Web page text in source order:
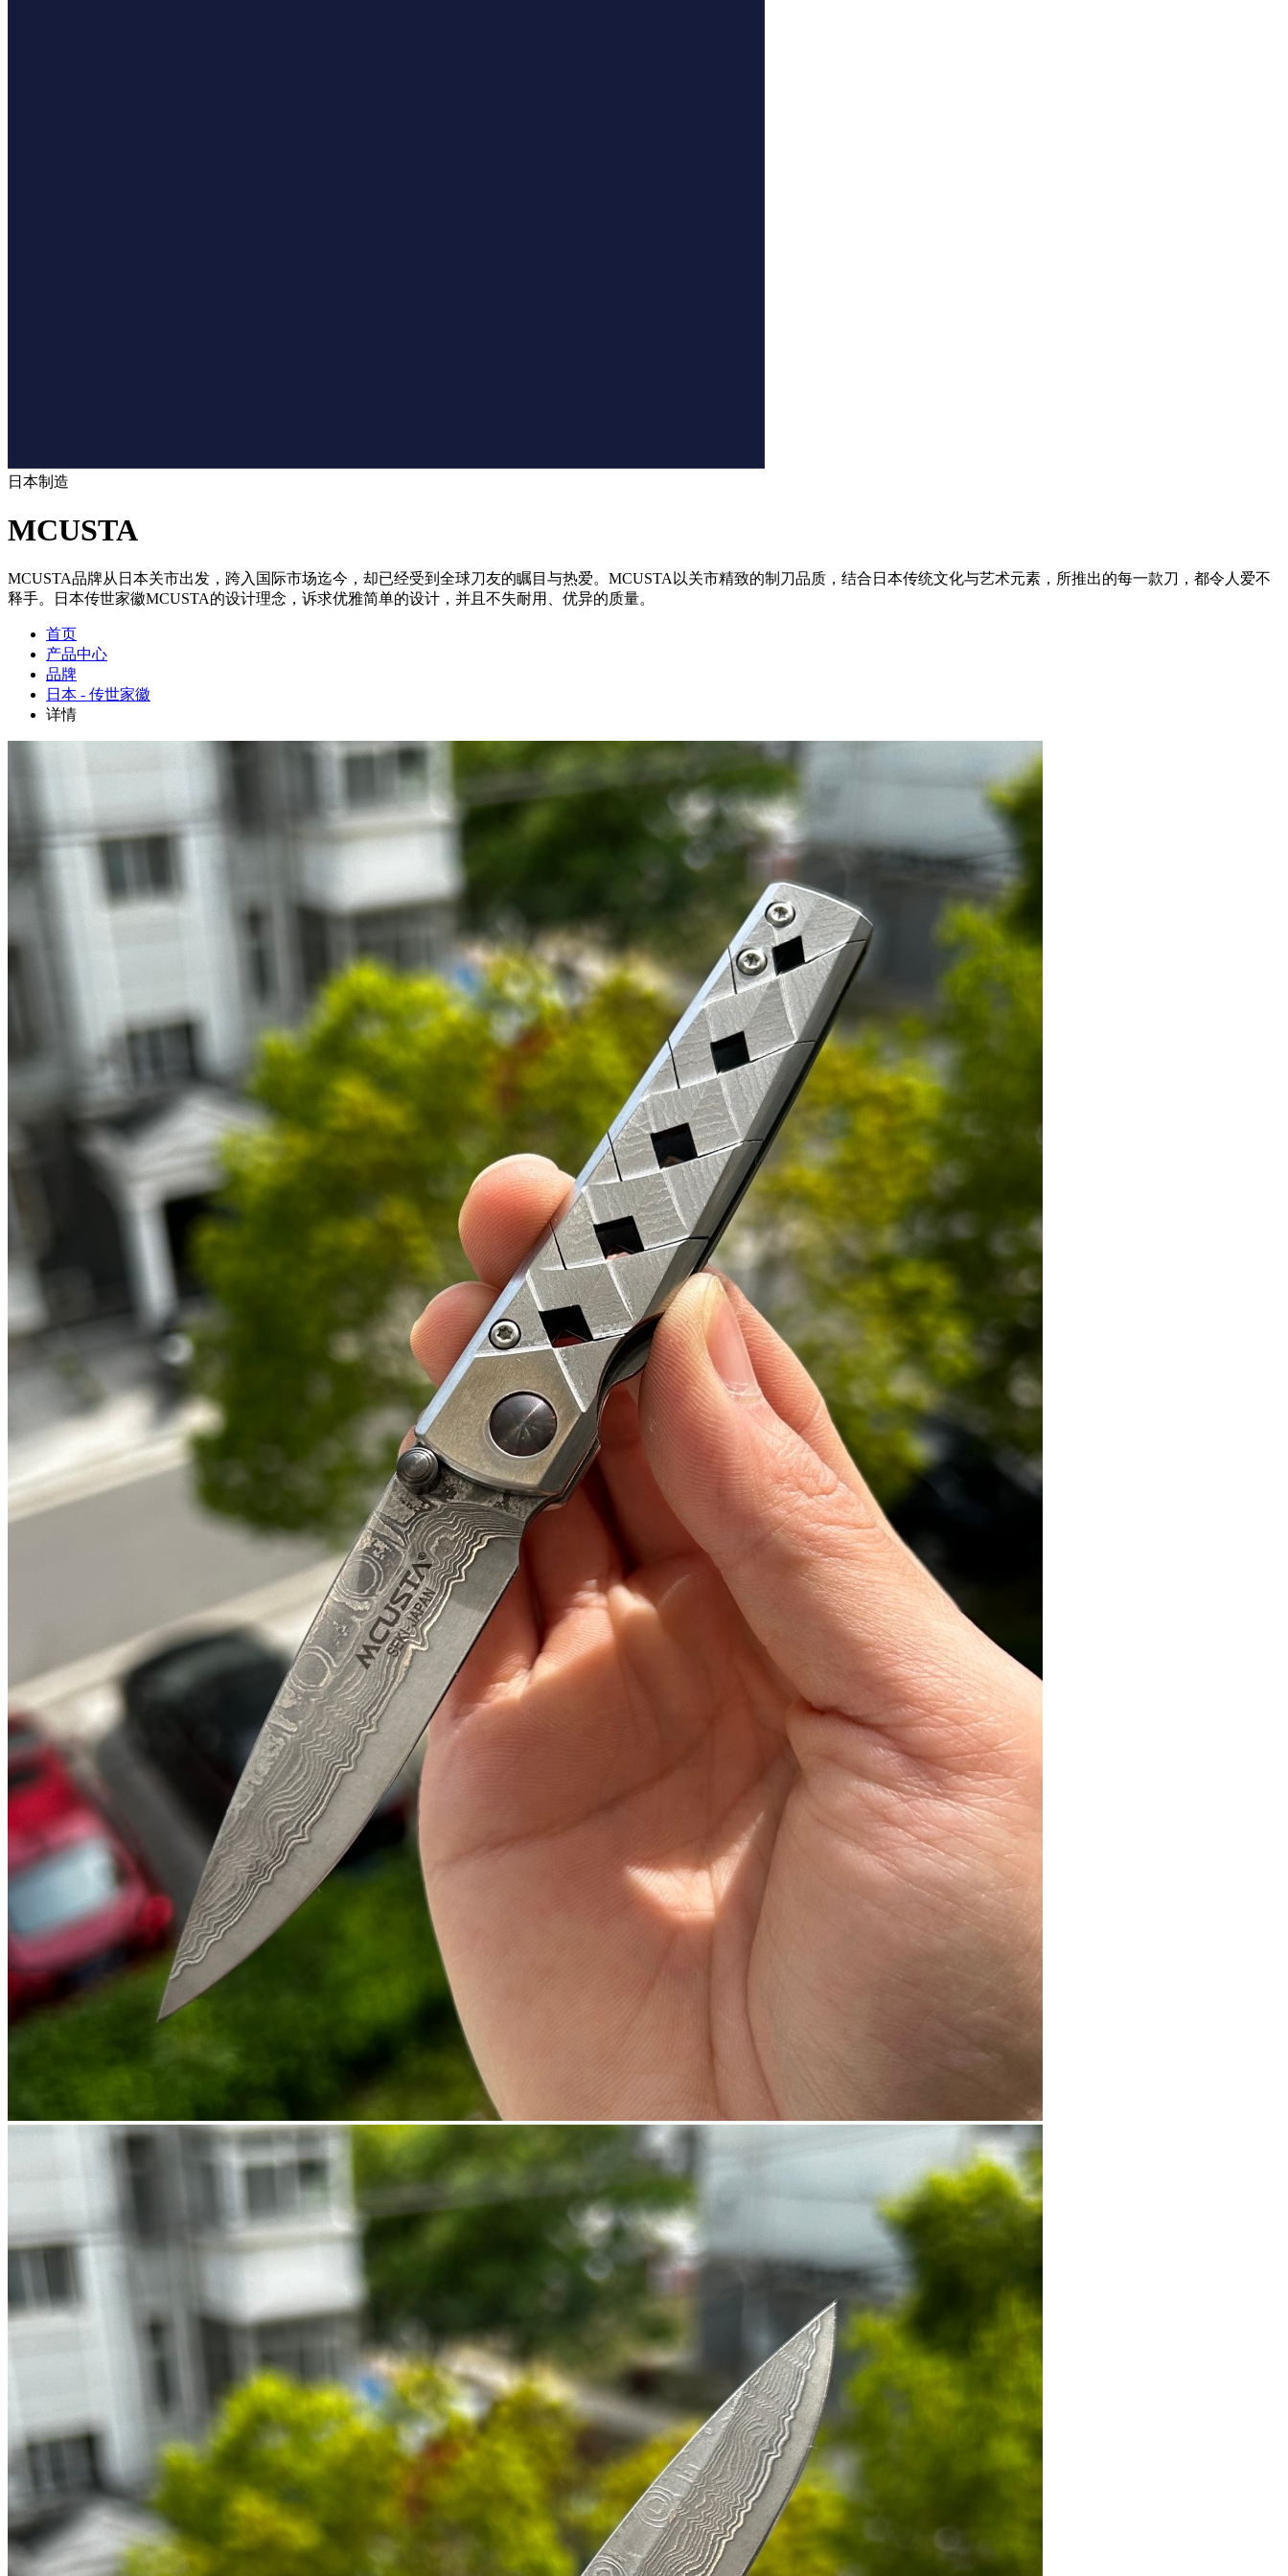
日本制造
MCUSTA
MCUSTA品牌从日本关市出发，跨入国际市场迄今，却已经受到全球刀友的瞩目与热爱。MCUSTA以关市精致的制刀品质，结合日本传统文化与艺术元素，所推出的每一款刀，都令人爱不
释手。日本传世家徽MCUSTA的设计理念，诉求优雅简单的设计，并且不失耐用、优异的质量。
首页
产品中心
品牌
日本 - 传世家徽
详情